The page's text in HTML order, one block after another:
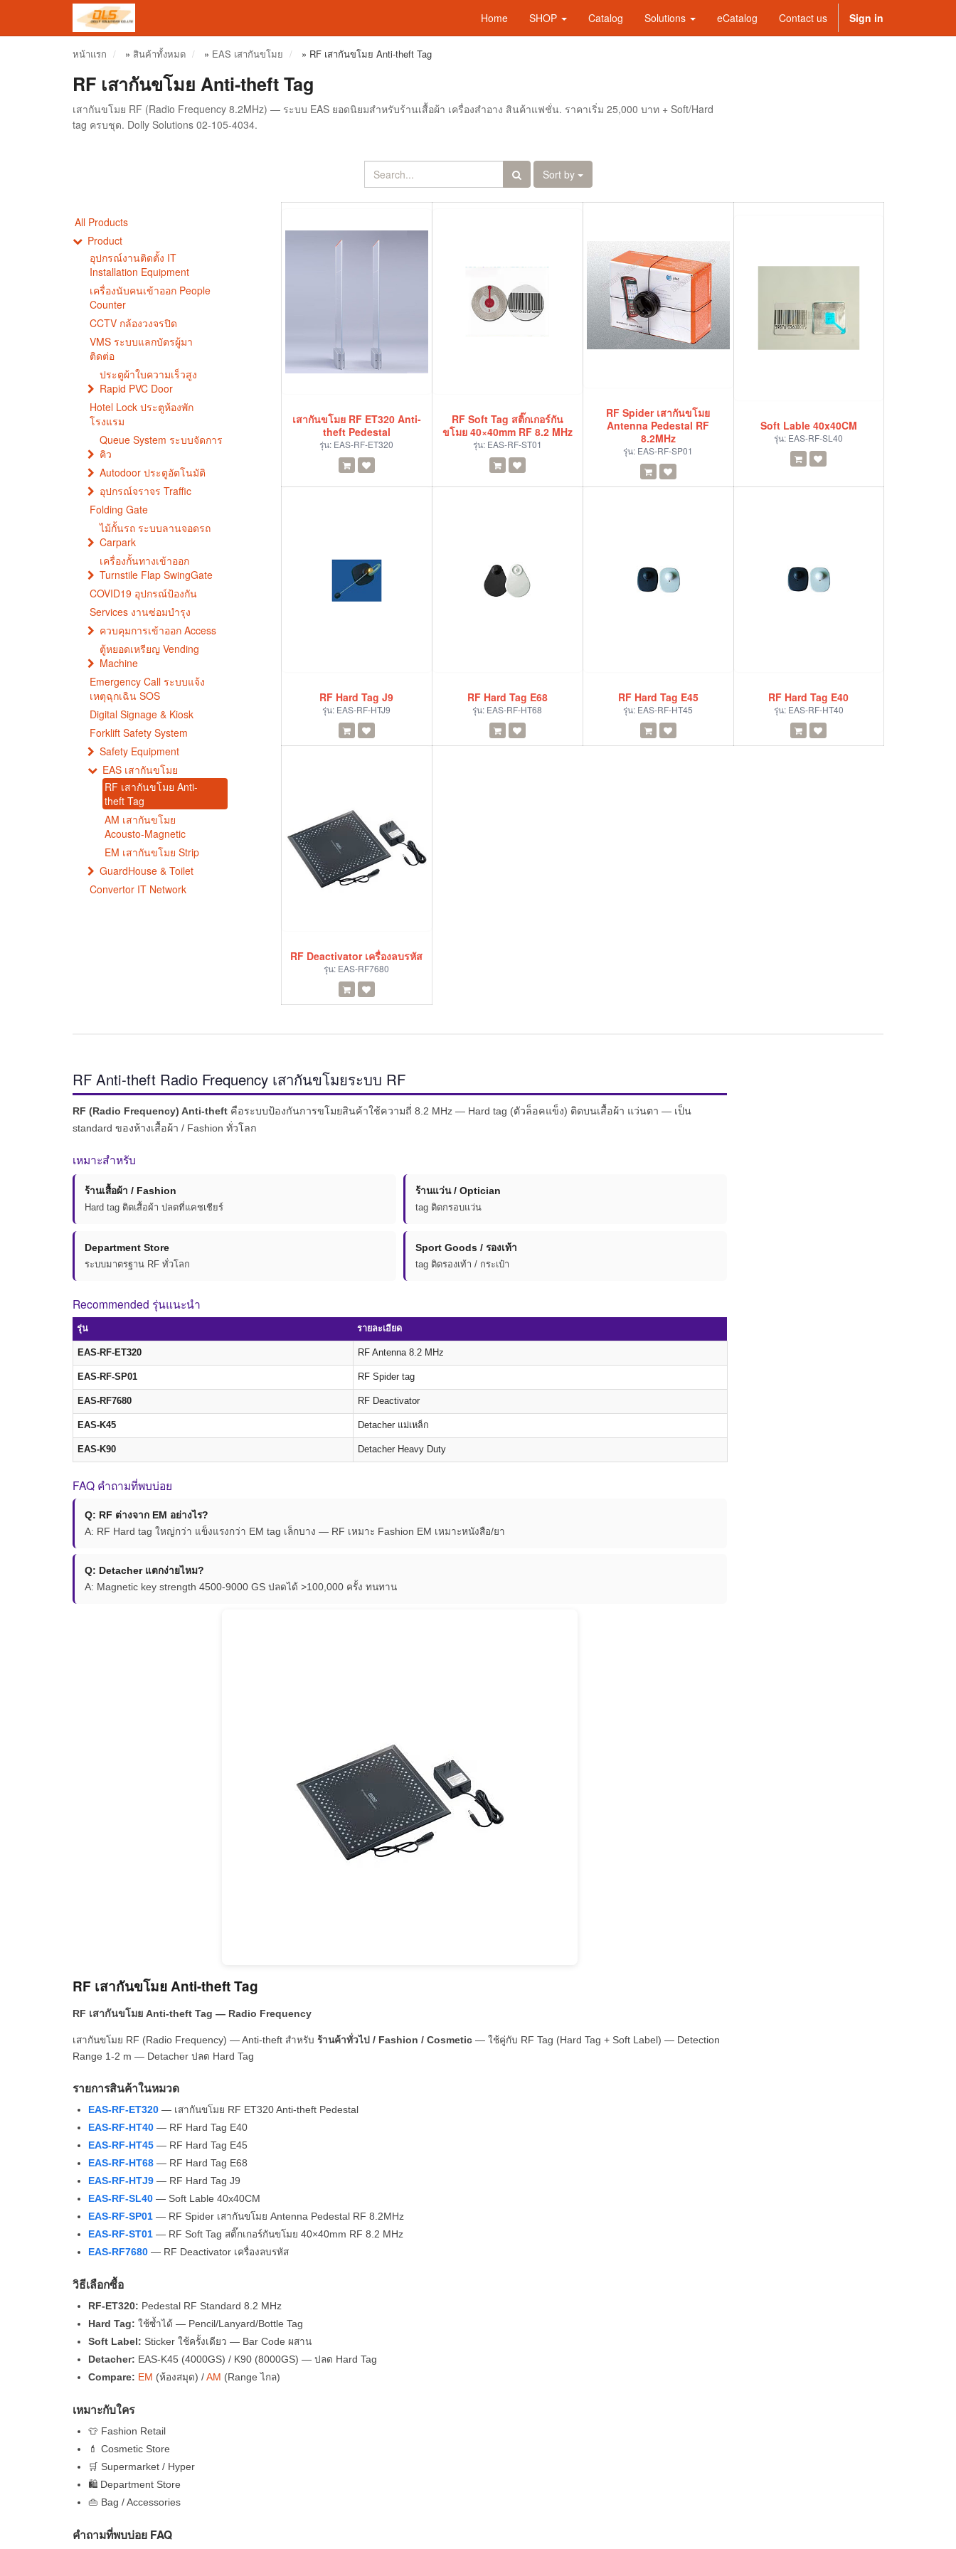
Home SHOP Catalog Solutions eCatalog Contact us Sign in
หน้าแรก » สินค้าทั้งหมด » EAS เสากันขโมย » RF เสากันขโมย Anti-theft Tag
RF เสากันขโมย Anti-theft Tag
เสากันขโมย RF (Radio Frequency 8.2MHz) — ระบบ EAS ยอดนิยมสำหรับร้านเสื้อผ้า เครื่องสำอาง สินค้าแฟชั่น. ราคาเริ่ม 25,000 บาท + Soft/Hard
tag ครบชุด. Dolly Solutions 02-105-4034.
Sort by
All Products
Product
อุปกรณ์งานติดตั้ง IT
Installation Equipment
เครื่องนับคนเข้าออก People
Counter
CCTV กล้องวงจรปิด
VMS ระบบแลกบัตรผู้มา
ติดต่อ
ประตูผ้าใบความเร็วสูง
Rapid PVC Door
Hotel Lock ประตูห้องพัก
โรงแรม
Queue System ระบบจัดการ
คิว
Autodoor ประตูอัตโนมัติ
อุปกรณ์จราจร Traffic
Folding Gate
ไม้กั้นรถ ระบบลานจอดรถ
Carpark
เครื่องกั้นทางเข้าออก
Turnstile Flap SwingGate
COVID19 อุปกรณ์ป้องกัน
Services งานซ่อมบำรุง
ควบคุมการเข้าออก Access
ตู้หยอดเหรียญ Vending
Machine
Emergency Call ระบบแจ้ง
เหตุฉุกเฉิน SOS
Digital Signage & Kiosk
Forklift Safety System
Safety Equipment
EAS เสากันขโมย
RF เสากันขโมย Anti-
theft Tag
AM เสากันขโมย
Acousto-Magnetic
EM เสากันขโมย Strip
GuardHouse & Toilet
Convertor IT Network
เสากันขโมย RF ET320 Anti-
theft Pedestal
รุ่น: EAS-RF-ET320
RF Soft Tag สติ๊กเกอร์กัน
ขโมย 40×40mm RF 8.2 MHz
รุ่น: EAS-RF-ST01
RF Spider เสากันขโมย
Antenna Pedestal RF
8.2MHz
รุ่น: EAS-RF-SP01
Soft Lable 40x40CM
รุ่น: EAS-RF-SL40
RF Hard Tag J9
รุ่น: EAS-RF-HTJ9
RF Hard Tag E68
รุ่น: EAS-RF-HT68
RF Hard Tag E45
รุ่น: EAS-RF-HT45
RF Hard Tag E40
รุ่น: EAS-RF-HT40
RF Deactivator เครื่องลบรหัส
รุ่น: EAS-RF7680
RF Anti-theft Radio Frequency เสากันขโมยระบบ RF
RF (Radio Frequency) Anti-theft คือระบบป้องกันการขโมยสินค้าใช้ความถี่ 8.2 MHz — Hard tag (ตัวล็อคแข็ง) ติดบนเสื้อผ้า แว่นตา — เป็น
standard ของห้างเสื้อผ้า / Fashion ทั่วโลก
เหมาะสำหรับ
ร้านเสื้อผ้า / Fashion
Hard tag ติดเสื้อผ้า ปลดที่แคชเชียร์
ร้านแว่น / Optician
tag ติดกรอบแว่น
Department Store
ระบบมาตรฐาน RF ทั่วโลก
Sport Goods / รองเท้า
tag ติดรองเท้า / กระเป๋า
Recommended รุ่นแนะนำ
รุ่น รายละเอียด
EAS-RF-ET320 RF Antenna 8.2 MHz
EAS-RF-SP01 RF Spider tag
EAS-RF7680 RF Deactivator
EAS-K45 Detacher แม่เหล็ก
EAS-K90 Detacher Heavy Duty
FAQ คำถามที่พบบ่อย
Q: RF ต่างจาก EM อย่างไร?
A: RF Hard tag ใหญ่กว่า แข็งแรงกว่า EM tag เล็กบาง — RF เหมาะ Fashion EM เหมาะหนังสือ/ยา
Q: Detacher แตกง่ายไหม?
A: Magnetic key strength 4500-9000 GS ปลดได้ >100,000 ครั้ง ทนทาน
RF เสากันขโมย Anti-theft Tag
RF เสากันขโมย Anti-theft Tag — Radio Frequency
เสากันขโมย RF (Radio Frequency) — Anti-theft สำหรับ ร้านค้าทั่วไป / Fashion / Cosmetic — ใช้คู่กับ RF Tag (Hard Tag + Soft Label) — Detection
Range 1-2 m — Detacher ปลด Hard Tag
รายการสินค้าในหมวด
EAS-RF-ET320 — เสากันขโมย RF ET320 Anti-theft Pedestal
EAS-RF-HT40 — RF Hard Tag E40
EAS-RF-HT45 — RF Hard Tag E45
EAS-RF-HT68 — RF Hard Tag E68
EAS-RF-HTJ9 — RF Hard Tag J9
EAS-RF-SL40 — Soft Lable 40x40CM
EAS-RF-SP01 — RF Spider เสากันขโมย Antenna Pedestal RF 8.2MHz
EAS-RF-ST01 — RF Soft Tag สติ๊กเกอร์กันขโมย 40×40mm RF 8.2 MHz
EAS-RF7680 — RF Deactivator เครื่องลบรหัส
วิธีเลือกซื้อ
RF-ET320: Pedestal RF Standard 8.2 MHz
Hard Tag: ใช้ซ้ำได้ — Pencil/Lanyard/Bottle Tag
Soft Label: Sticker ใช้ครั้งเดียว — Bar Code ผสาน
Detacher: EAS-K45 (4000GS) / K90 (8000GS) — ปลด Hard Tag
Compare: EM (ห้องสมุด) / AM (Range ไกล)
เหมาะกับใคร
👕 Fashion Retail
💄 Cosmetic Store
🛒 Supermarket / Hyper
🛍 Department Store
👜 Bag / Accessories
คำถามที่พบบ่อย FAQ